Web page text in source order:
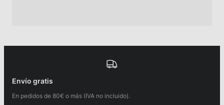
Envío gratis
En pedidos de 80€ o más (IVA no incluido).